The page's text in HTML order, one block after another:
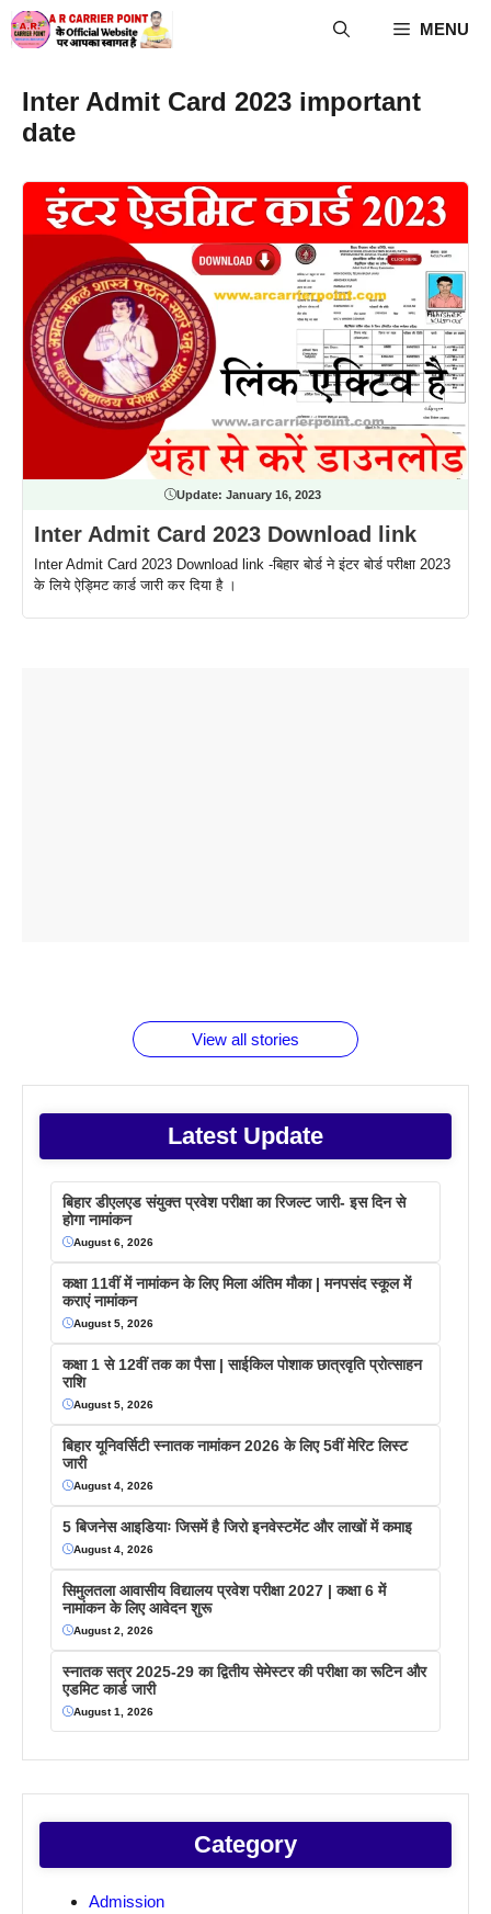
Skip
to
MENU
Inter Admit Card 2023 important
date
Update: January 16, 2023
Inter Admit Card 2023 Download link
Inter Admit Card 2023 Download link -बिहार बोर्ड ने इंटर बोर्ड परीक्षा 2023
के लिये ऐड्मिट कार्ड जारी कर दिया है ।
View all stories
Latest Update
बिहार डीएलएड संयुक्त प्रवेश परीक्षा का रिजल्ट जारी- इस दिन से
होगा नामांकन
August 6, 2026
कक्षा 11वीं में नामांकन के लिए मिला अंतिम मौका | मनपसंद स्कूल में
कराएं नामांकन
August 5, 2026
कक्षा 1 से 12वीं तक का पैसा | साईकिल पोशाक छात्रवृति प्रोत्साहन
राशि
August 5, 2026
बिहार यूनिवर्सिटी स्नातक नामांकन 2026 के लिए 5वीं मेरिट लिस्ट
जारी
August 4, 2026
5 बिजनेस आइडियाः जिसमें है जिरो इनवेस्टमेंट और लाखों में कमाइ
August 4, 2026
सिमुलतला आवासीय विद्यालय प्रवेश परीक्षा 2027 | कक्षा 6 में
नामांकन के लिए आवेदन शुरू
August 2, 2026
स्नातक सत्र 2025-29 का द्वितीय सेमेस्टर की परीक्षा का रूटिन और
एडमिट कार्ड जारी
August 1, 2026
Category
Admission